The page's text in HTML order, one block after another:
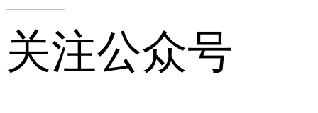
关注公众号